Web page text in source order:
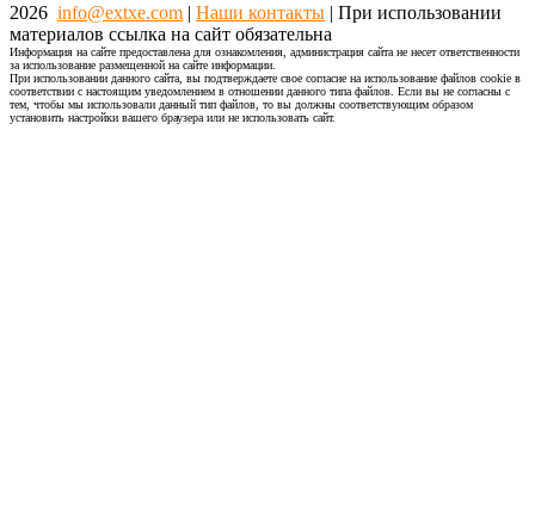
2026 info@extxe.com | Наши контакты | При использовании
материалов ссылка на сайт обязательна
Информация на сайте предоставлена для ознакомления, администрация сайта не несет ответственности
за использование размещенной на сайте информации.
При использовании данного сайта, вы подтверждаете свое согласие на использование файлов cookie в
соответствии с настоящим уведомлением в отношении данного типа файлов. Если вы не согласны с
тем, чтобы мы использовали данный тип файлов, то вы должны соответствующим образом
установить настройки вашего браузера или не использовать сайт.